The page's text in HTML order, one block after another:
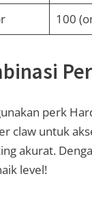
100
perk
claw untuk
akurat.
level!